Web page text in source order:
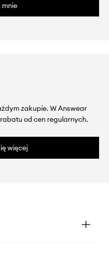
mnie
zakupie. W Answear
od cen regularnych.
więcej